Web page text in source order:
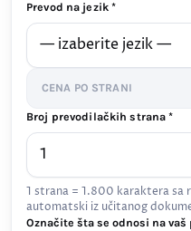
Prevod na jezik *
CENA PO STRANI
Broj prevodilačkih strana *
1 strana = 1.800 karaktera sa
automatski iz učitanog
Označite šta se odnosi na vaš